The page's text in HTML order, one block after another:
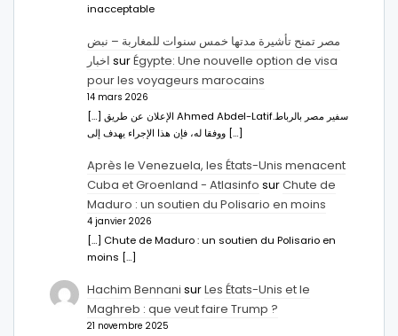
inacceptable
مصر تمنح تأشيرة مدتها خمس سنوات للمغاربة – نبض
اخبار surÉgypte: Une nouvelle option de visa
pour les voyageurs marocains
14 mars 2026
[…] الإعلان عن طريق Ahmed Abdel-Latifسفير مصر بالرباط.
ووفقا له، فإن هذا الإجراء يهدف إلى […]
Après le Venezuela, les États-Unis menacent
Cuba et Groenland - Atlasinfo surChute de
Maduro : un soutien du Polisario en moins
4 janvier 2026
[…] Chute de Maduro : un soutien du Polisario en
moins […]
Hachim Bennani surLes États-Unis et le
Maghreb : que veut faire Trump ?
21 novembre 2025